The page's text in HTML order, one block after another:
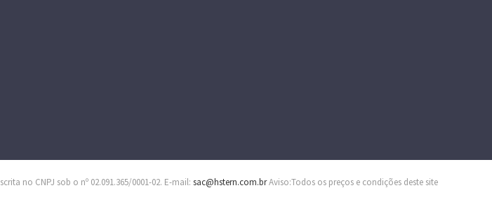
no CNPJ sob o nº 02.091.365/0001-02. E-mail: sac@hstern.com.brAviso:Todos os preços e condições deste site